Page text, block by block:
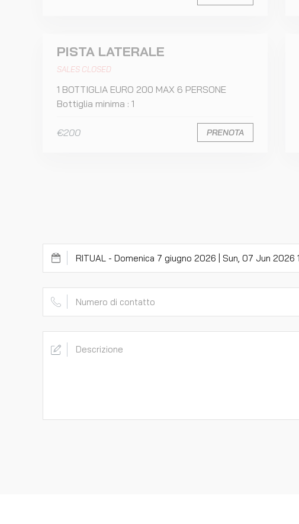
PISTA LATERALE
SALES CLOSED
1 BOTTIGLIA EURO 200 MAX 6 PERSONE
Bottiglia minima : 1
€200 PRENOTA